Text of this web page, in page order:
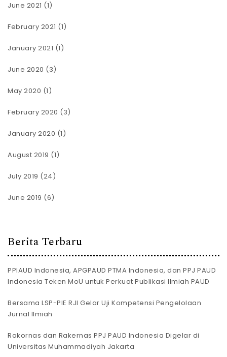
June 2021 (1)
February 2021 (1)
January 2021 (1)
June 2020 (3)
May 2020 (1)
February 2020 (3)
January 2020 (1)
August 2019 (1)
July 2019 (24)
June 2019 (6)
Berita Terbaru
PPIAUD Indonesia, APGPAUD PTMA Indonesia, dan PPJ PAUD
Indonesia Teken MoU untuk Perkuat Publikasi Ilmiah PAUD
Bersama LSP-PIE RJI Gelar Uji Kompetensi Pengelolaan
Jurnal Ilmiah
Rakornas dan Rakernas PPJ PAUD Indonesia Digelar di
Universitas Muhammadiyah Jakarta